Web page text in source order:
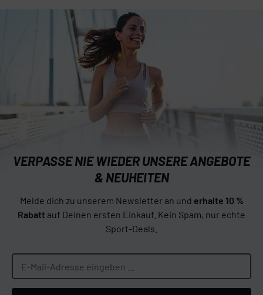
VERPASSE NIE WIEDER UNSERE ANGEBOTE
& NEUHEITEN
Melde dich zu unserem Newsletter an und erhalte 10 %
Rabatt auf Deinen ersten Einkauf. Kein Spam, nur echte
Sport-Deals.